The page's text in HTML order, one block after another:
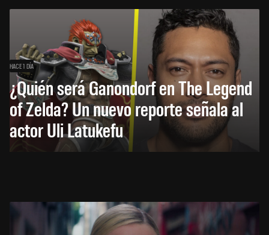
HACE 1 DÍA
¿Quién será Ganondorf en The Legend
of Zelda? Un nuevo reporte señala al
actor Uli Latukefu